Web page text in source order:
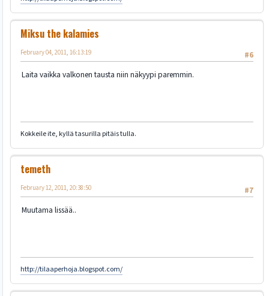
Miksu the kalamies
#6
February 04, 2011, 16:13:19
Laita vaikka valkonen tausta niin näkyypi paremmin.
Kokkeile ite, kyllä tasurilla pitäis tulla.
temeth
#7
February 12, 2011, 20:38:50
Muutama lissää..
http://tilaaperhoja.blogspot.com/